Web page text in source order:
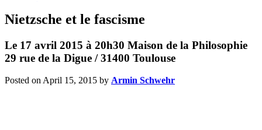
Nietzsche et le fascisme
Le 17 avril 2015 à 20h30 Maison de la Philosophie
29 rue de la Digue / 31400 Toulouse
Posted on April 15, 2015 by Armin Schwehr